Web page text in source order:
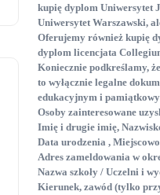
kupię dyplom Uniwersytet
Uniwersytet Warszawski,
Oferujemy również kupię
dyplom licencjata
Koniecznie podkreślamy,
to wyłącznie legalne
edukacyjnym i
Osoby zainteresowane
Imię i drugie imię,
Data urodzenia ,
Adres zameldowania w
Nazwa szkoły / Uczelni i
Kierunek, zawód (tylko
oferta